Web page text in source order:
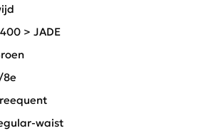
> JADE
8e
waist